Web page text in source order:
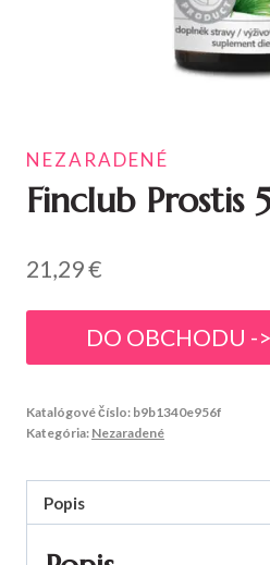
NEZARADENÉ
Finclub Prostis
21,29€
DO OBCHODU ->
Katalógové číslo: b9b1340e956f
Kategória: Nezaradené
Popis